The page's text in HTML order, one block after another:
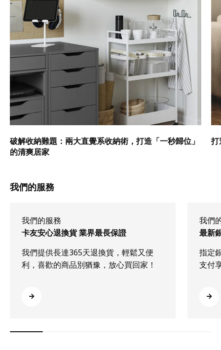
破解收納難題：兩大直覺系收納術，打造「一秒歸位」
的清爽居家
打
我們的服務
我們的服務
卡友安心退換貨 業界最長保證
我們提供長達365天退換貨，輕鬆又便
利，喜歡的商品別猶豫，放心買回家！
我們
最新
指定
支付